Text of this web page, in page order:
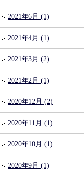
2021年6月 (1)
2021年4月 (1)
2021年3月 (2)
2021年2月 (1)
2020年12月 (2)
2020年11月 (1)
2020年10月 (1)
2020年9月 (1)